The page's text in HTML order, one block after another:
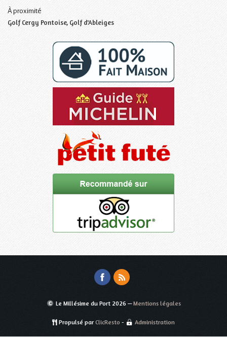
À proximité
Golf Cergy Pontoise, Golf d'Ableiges
Le Millésime du Port2026 —Mentions légales
Propulsé parClicResto - Administration